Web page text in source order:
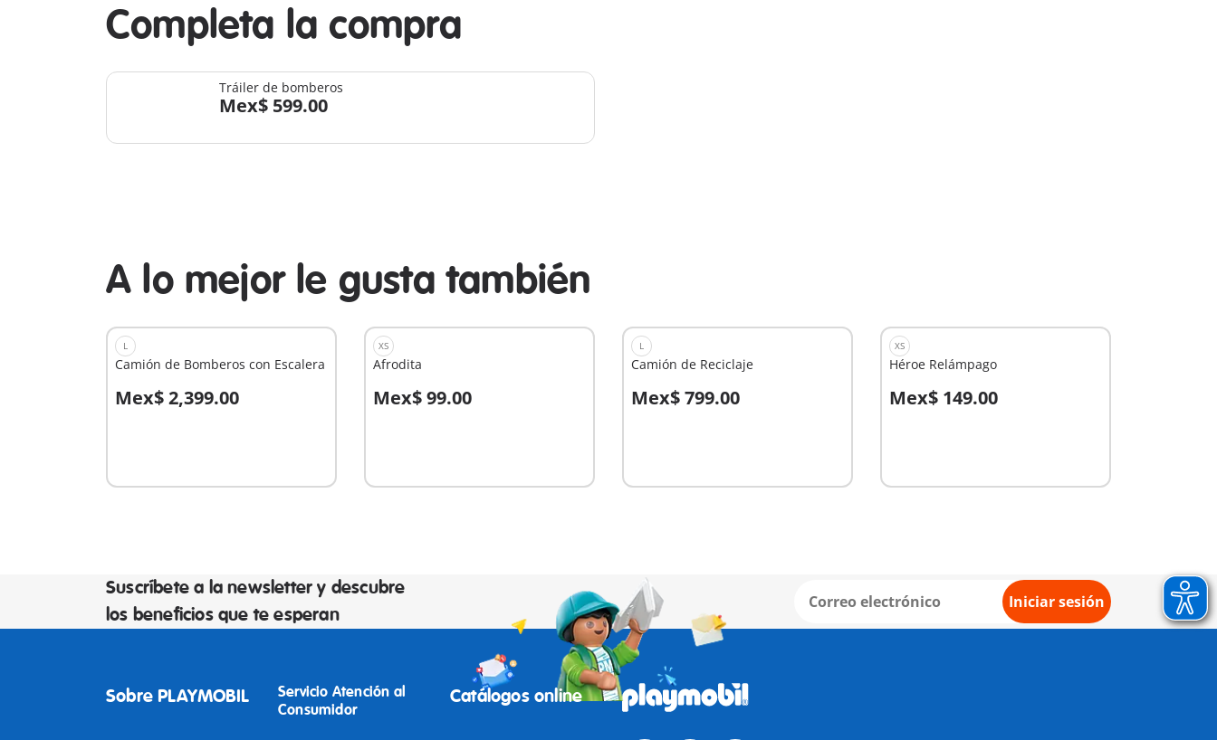
Completa la compra
Tráiler de bomberos
Mex$ 599.00
A lo mejor le gusta también
L
Camión de Bomberos con Escalera
Mex$ 2,399.00
A la cesta
XS
Afrodita
Mex$ 99.00
A la cesta
L
Camión de Reciclaje
Mex$ 799.00
A la cesta
XS
Héroe Relámpago
Mex$ 149.00
A la cesta
Suscríbete a la newsletter y descubre
los beneficios que te esperan
Iniciar sesión
Sobre PLAYMOBIL
Servicio Atención al
Consumidor
Catálogos online